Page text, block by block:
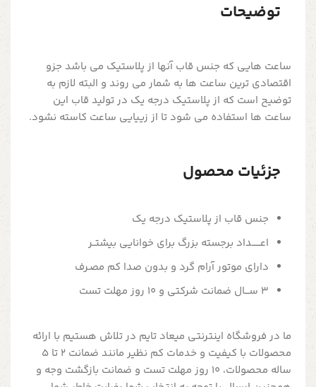
توضیحات
ساعت هایی که جنس قاب آنها از پلاستیک می باشد جزو
اقتصادی ترین ساعت ها به شمار می روند و البته لازم به
توضیح است که از پلاستیک درجه یک در تولید قاب این
ساعت ها استفاده می شود تا از زییایی ساعت کاسته نشود.
جزئیات محصول
جنس قاب از پلاستیک درجه یک
اعــــــداد برجسته بزرگ برای خوانایی بیشتــر
دارای موتور آرام گرد و بدون صدا کم مصـرف
3 ســـال ضمانت شرکتی و 10 روز مهلت تست
ما در فروشگاه اینترنتی میعاد تایم در تلاش هستیم با ارائه
محصولات با کیفیت و خدمات کم نظیر مانند ضمانت 2 تا 5
ساله محصولات، 10 روز مهلت تست و ضمانت بازگشت وجه و